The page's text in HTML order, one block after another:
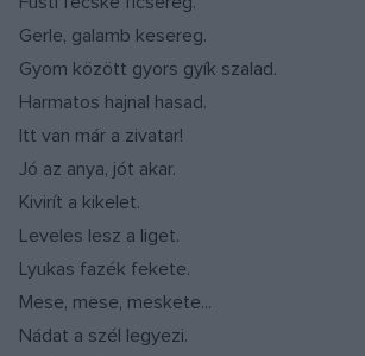
Gerle, galamb kesereg.
Gyom között gyors gyík szalad.
Harmatos hajnal hasad.
Itt van már a zivatar!
Jó az anya, jót akar.
Kivirít a kikelet.
Leveles lesz a liget.
Lyukas fazék fekete.
Mese, mese, meskete...
Nádat a szél legyezi.